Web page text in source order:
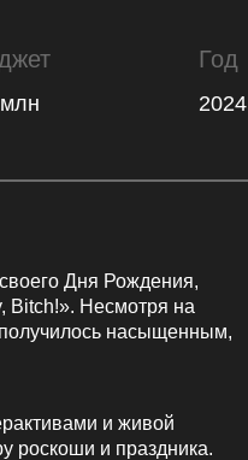
и живой
роскоши и праздника.
Дня Рождения,
Bitch!». Несмотря на
насыщенным,
2024
Год